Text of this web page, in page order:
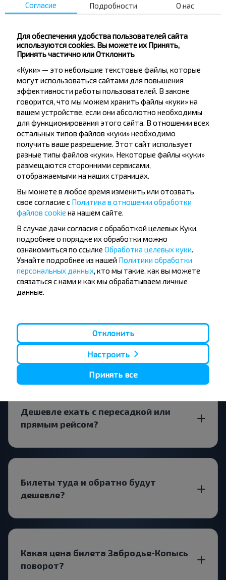
Не пропусти специальные акции, скидки и
другие интересные предложения INFOBUS.
путешествуй с нами дешевле!
Подписаться
Вопрос - Ответ
Как приобрести билет на рейс?
Есть ли ограничения на поездки по
маршруту Забродье-Копысь
поворот?
За сколько времени до поездки
искать билет Забродье-Копысь
Дешевле ехать с пересадкой или
прямым рейсом?
Билеты туда и обратно будут
дешевле?
Какая цена билета Забродье-Копысь
поворот?
Согласие Подробности О нас
Для обеспечения удобства пользователей сайта
используются cookies. Вы можете их Принять,
Принять частично или Отклонить
«Куки» — это небольшие текстовые файлы, которые
могут использоваться сайтами для повышения
эффективности работы пользователей. В законе
говорится, что мы можем хранить файлы «куки» на
вашем устройстве, если они абсолютно необходимы
для функционирования этого сайта. В отношении всех
остальных типов файлов «куки» необходимо
получить ваше разрешение. Этот сайт использует
разные типы файлов «куки». Некоторые файлы «куки»
размещаются сторонними сервисами,
отображаемыми на наших страницах.
Вы можете в любое время изменить или отозвать
свое согласие с Политика в отношении обработки
файлов cookie на нашем сайте.
В случае дачи согласия с обработкой целевых Куки,
подробнее о порядке их обработки можно
ознакомиться по ссылке Обработка целевых куки
Узнайте подробнее из нашей Политики обработки
персональных данных , кто мы такие, как вы можете
связаться с нами и как мы обрабатываем личные
данные.
Отклонить
Настроить
Принять все